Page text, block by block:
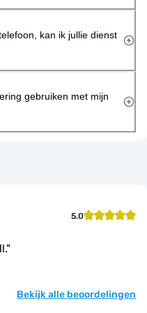
kan ik jullie dienst
gebruiken met mijn
5.0
"
Bekijk alle beoordelingen